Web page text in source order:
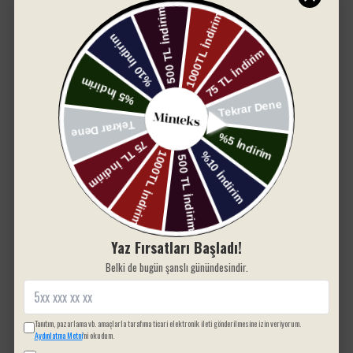
yumuşak bir dokunuş sunar, yüksek su emiciliği ile
gün boyu konfor sağlar. İnce işlenmiş nakış detayı,
bu sade görünüme zarafet katar.
• Ölçü: 70x140 cm
• Renk: Beyaz (Temiz, sade ve klasik)
• Malzeme: %100 pamuk
• Nakış işlemeli özel tasarım
• Yüksek emicilik, hızlı kuruma
• Yumuşak, dayanıklı ve uzun ömürlü
• Günlük kullanım, misafir banyosu veya çeyiz için
Temizliği, şıklığı ve konforu bir arada sunan bu
havlu ile banyolarınızda zarif bir iz bırakın.
Yorum bulunamadı
SIZIN İÇIN SEÇTIKLERIMIZ
Yaz Fırsatları Başladı!
Belki de bugün şanslı günündesindir.
Tanıtım, pazarlama vb. amaçlarla tarafıma ticari elektronik ileti gönderilmesine izin veriyorum.
Aydınlatma Metni'ni okudum.